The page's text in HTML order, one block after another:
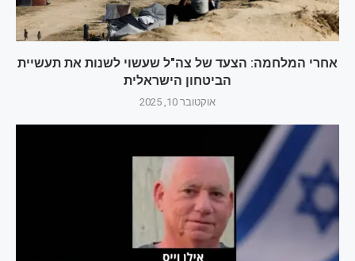
אחרי המלחמה: הצעד של צה"ל שעשוי לשנות את תעשיית
הביטחון הישראלית
אוקטובר 10, 2025